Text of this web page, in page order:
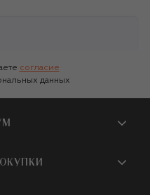
согласие
данных